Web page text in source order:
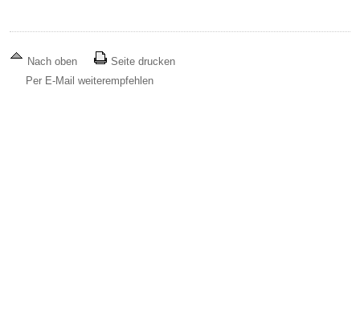
Nach oben
Seite drucken
Per E-Mail weiterempfehlen